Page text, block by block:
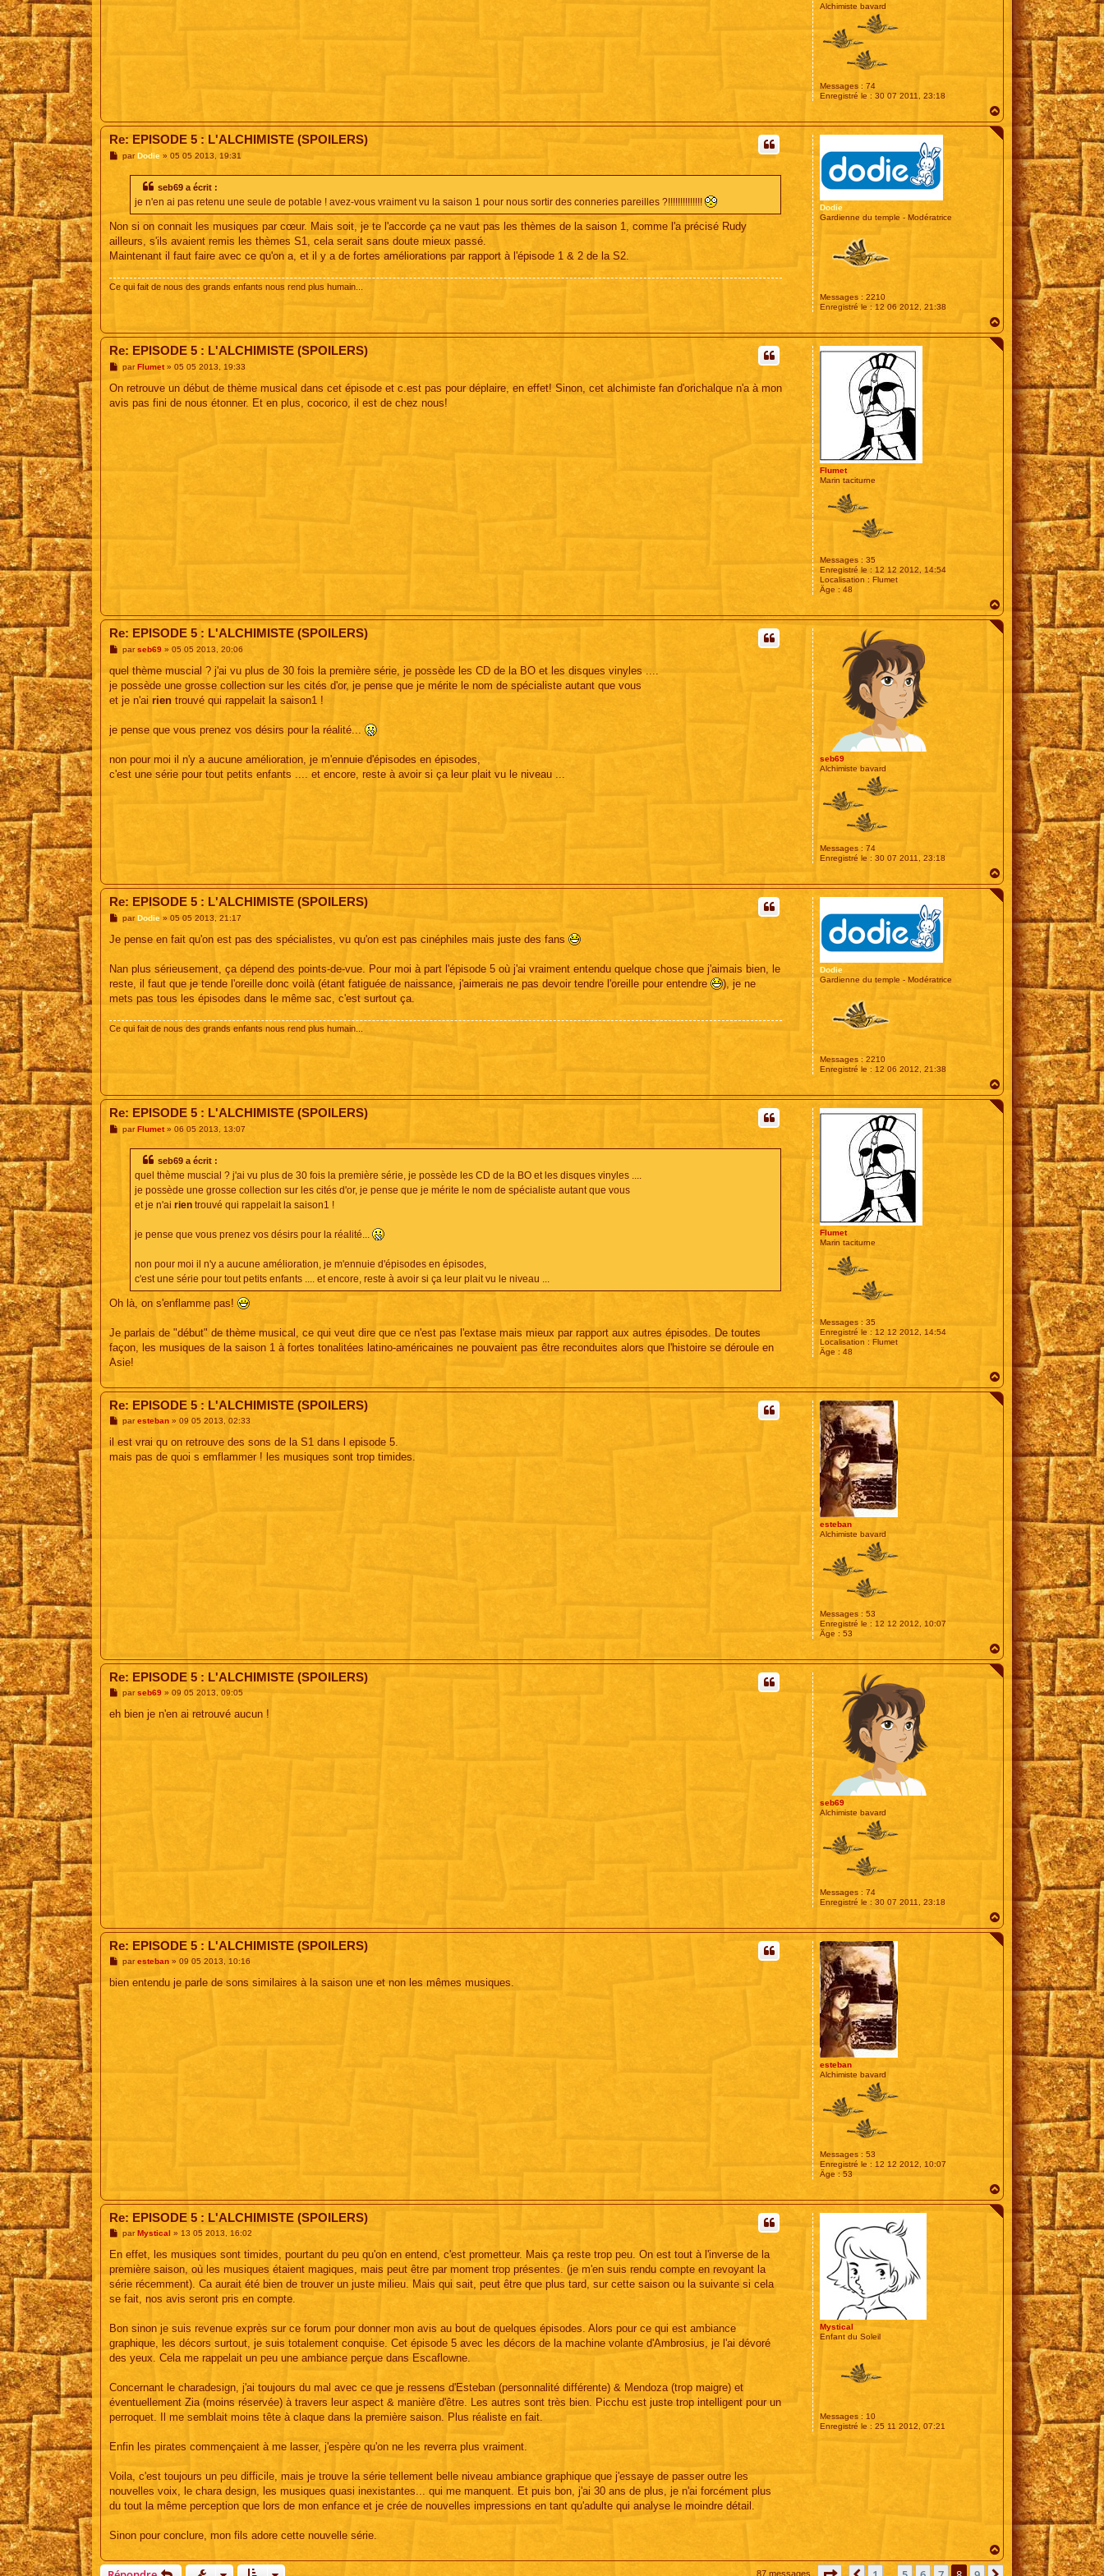
Alchimiste bavard
Messages : 74
Enregistré le : 30 07 2011, 23:18
a
u
Dodie
Gardienne du temple - Modératrice
Messages : 2210
Enregistré le : 12 06 2012, 21:38
Re: EPISODE 5 : L'ALCHIMISTE (SPOILERS)
MparDodie » 05 05 2013, 19:31
seb69 a écrit :
je n'en ai pas retenu une seule de potable ! avez-vous vraiment vu la saison 1 pour nous sortir des conneries pareilles ?!!!!!!!!!!!!!!
Non si on connait les musiques par cœur. Mais soit, je te l'accorde ça ne vaut pas les thèmes de la saison 1, comme l'a précisé Rudy
ailleurs, s'ils avaient remis les thèmes S1, cela serait sans doute mieux passé.
Maintenant il faut faire avec ce qu'on a, et il y a de fortes améliorations par rapport à l'épisode 1 & 2 de la S2.
Ce qui fait de nous des grands enfants nous rend plus humain...
a
u
Flumet
Marin taciturne
Messages : 35
Enregistré le : 12 12 2012, 14:54
Localisation : Flumet
Âge : 48
Re: EPISODE 5 : L'ALCHIMISTE (SPOILERS)
M
s
a
parFlumet» 05 05 2013, 19:33
On retrouve un début de thème musical dans cet épisode et c.est pas pour déplaire, en effet! Sinon, cet alchimiste fan d'orichalque n'a à mon
avis pas fini de nous étonner. Et en plus, cocorico, il est de chez nous!
a
u
seb69
Alchimiste bavard
Messages : 74
Enregistré le : 30 07 2011, 23:18
Re: EPISODE 5 : L'ALCHIMISTE (SPOILERS)
M
s
a
g
e
parseb69» 05 05 2013, 20:06
quel thème muscial ? j'ai vu plus de 30 fois la première série, je possède les CD de la BO et les disques vinyles ....
je possède une grosse collection sur les cités d'or, je pense que je mérite le nom de spécialiste autant que vous
et je n'ai rien trouvé qui rappelait la saison1 !
je pense que vous prenez vos désirs pour la réalité...
non pour moi il n'y a aucune amélioration, je m'ennuie d'épisodes en épisodes,
c'est une série pour tout petits enfants .... et encore, reste à avoir si ça leur plait vu le niveau ...
a
u
Dodie
Gardienne du temple - Modératrice
Messages : 2210
Enregistré le : 12 06 2012, 21:38
Re: EPISODE 5 : L'ALCHIMISTE (SPOILERS)
M
s
g
parDodie » 05 05 2013, 21:17
Je pense en fait qu'on est pas des spécialistes, vu qu'on est pas cinéphiles mais juste des fans
Nan plus sérieusement, ça dépend des points-de-vue. Pour moi à part l'épisode 5 où j'ai vraiment entendu quelque chose que j'aimais bien, le
reste, il faut que je tende l'oreille donc voilà (étant fatiguée de naissance, j'aimerais ne pas devoir tendre l'oreille pour entendre
), je ne
mets pas tous les épisodes dans le même sac, c'est surtout ça.
Ce qui fait de nous des grands enfants nous rend plus humain...
a
u
Flumet
Marin taciturne
Messages : 35
Enregistré le : 12 12 2012, 14:54
Localisation : Flumet
Âge : 48
Re: EPISODE 5 : L'ALCHIMISTE (SPOILERS)
MparFlumet» 06 05 2013, 13:07
seb69 a écrit :
quel thème muscial ? j'ai vu plus de 30 fois la première série, je possède les CD de la BO et les disques vinyles ....
je possède une grosse collection sur les cités d'or, je pense que je mérite le nom de spécialiste autant que vous
et je n'ai rien trouvé qui rappelait la saison1 !
je pense que vous prenez vos désirs pour la réalité...
non pour moi il n'y a aucune amélioration, je m'ennuie d'épisodes en épisodes,
c'est une série pour tout petits enfants .... et encore, reste à avoir si ça leur plait vu le niveau ...
Oh là, on s'enflamme pas!
Je parlais de "début" de thème musical, ce qui veut dire que ce n'est pas l'extase mais mieux par rapport aux autres épisodes. De toutes
façon, les musiques de la saison 1 à fortes tonalitées latino-américaines ne pouvaient pas être reconduites alors que l'histoire se déroule en
Asie!
a
u
esteban
Alchimiste bavard
Messages : 53
Enregistré le : 12 12 2012, 10:07
Âge : 53
Re: EPISODE 5 : L'ALCHIMISTE (SPOILERS)
M
s
a
par esteban» 09 05 2013, 02:33
il est vrai qu on retrouve des sons de la S1 dans l episode 5.
mais pas de quoi s emflammer ! les musiques sont trop timides.
a
u
seb69
Alchimiste bavard
Messages : 74
Enregistré le : 30 07 2011, 23:18
Re: EPISODE 5 : L'ALCHIMISTE (SPOILERS)
M
s
parseb69» 09 05 2013, 09:05
eh bien je n'en ai retrouvé aucun !
a
u
esteban
Alchimiste bavard
Messages : 53
Enregistré le : 12 12 2012, 10:07
Âge : 53
Re: EPISODE 5 : L'ALCHIMISTE (SPOILERS)
M
s
paresteban» 09 05 2013, 10:16
bien entendu je parle de sons similaires à la saison une et non les mêmes musiques.
a
u
Mystical
Enfant du Soleil
Messages : 10
Enregistré le : 25 11 2012, 07:21
Re: EPISODE 5 : L'ALCHIMISTE (SPOILERS)
M
s
a
g
parMystical » 13 05 2013, 16:02
En effet, les musiques sont timides, pourtant du peu qu'on en entend, c'est prometteur. Mais ça reste trop peu. On est tout à l'inverse de la
première saison, où les musiques étaient magiques, mais peut être par moment trop présentes. (je m'en suis rendu compte en revoyant la
série récemment). Ca aurait été bien de trouver un juste milieu. Mais qui sait, peut être que plus tard, sur cette saison ou la suivante si cela
se fait, nos avis seront pris en compte.
Bon sinon je suis revenue exprès sur ce forum pour donner mon avis au bout de quelques épisodes. Alors pour ce qui est ambiance
graphique, les décors surtout, je suis totalement conquise. Cet épisode 5 avec les décors de la machine volante d'Ambrosius, je l'ai dévoré
des yeux. Cela me rappelait un peu une ambiance perçue dans Escaflowne.
Concernant le charadesign, j'ai toujours du mal avec ce que je ressens d'Esteban (personnalité différente) & Mendoza (trop maigre) et
éventuellement Zia (moins réservée) à travers leur aspect & manière d'être. Les autres sont très bien. Picchu est juste trop intelligent pour un
perroquet. Il me semblait moins tête à claque dans la première saison. Plus réaliste en fait.
Enfin les pirates commençaient à me lasser, j'espère qu'on ne les reverra plus vraiment.
Voila, c'est toujours un peu difficile, mais je trouve la série tellement belle niveau ambiance graphique que j'essaye de passer outre les
nouvelles voix, le chara design, les musiques quasi inexistantes... qui me manquent. Et puis bon, j'ai 30 ans de plus, je n'ai forcément plus
du tout la même perception que lors de mon enfance et je crée de nouvelles impressions en tant qu'adulte qui analyse le moindre détail.
Sinon pour conclure, mon fils adore cette nouvelle série.
a
87 messages